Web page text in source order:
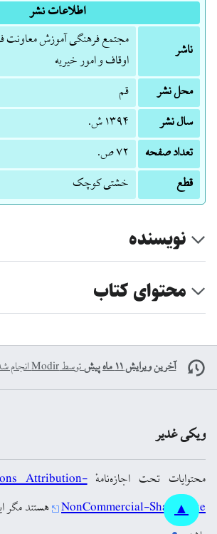
اطلاعات نشر
ناشر
مجتمع فرهنگی آموزش معاونت
اوقاف و امور خیریه
محل نشر
قم
سال نشر
۱۳۹۴ ش.
تعداد صفحه
۷۲ ص.
قطع
خشتی کوچک
نویسنده
محتوای کتاب
▲
آخرین ویرایش ۱۱ ماه پیش توسطModirانجام
ویکی غدیر
محتوایات تحت اجازه‌نامهٔAttribution-
NonCommercial-ShareAlike هستند مگر